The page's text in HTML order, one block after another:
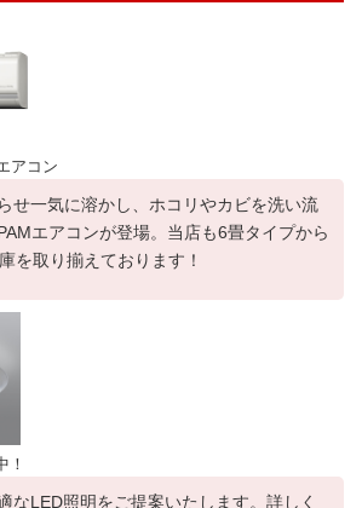
アコン
せ一気に溶かし、ホコリやカビを洗い流
エアコンが登場。当店も6畳タイプから
を取り揃えております！
！
なLED照明をご提案いたします。詳しく